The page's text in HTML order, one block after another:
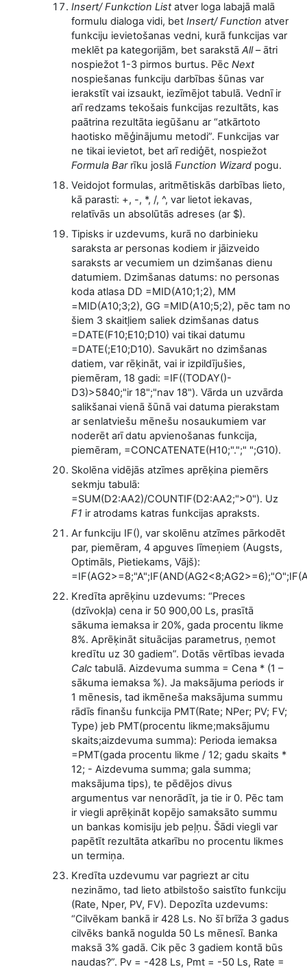
Insert/ Funkction Listatver loga labajā malā
formulu dialoga vidi, bet Insert/ Function atver
funkciju ievietošanas vedni, kurā funkcijas var
meklēt pa kategorijām, bet sarakstā All– ātri
nospiežot 1-3 pirmos burtus. Pēc Next
nospiešanas funkciju darbības šūnas var
ierakstīt vai izsaukt, iezīmējot tabulā. Vednī ir
arī redzams tekošais funkcijas rezultāts, kas
paātrina rezultāta iegūšanu ar “atkārtoto
haotisko mēģinājumu metodi”. Funkcijas var
ne tikai ievietot, bet arī rediģēt, nospiežot
Formula Barrīku joslā Function Wizard pogu.
Veidojot formulas, aritmētiskās darbības lieto,
kā parasti: +, -, *, /, ^, var lietot iekavas,
relatīvās un absolūtās adreses (ar $).
Tipisks ir uzdevums, kurā no darbinieku
saraksta ar personas kodiem ir jāizveido
saraksts ar vecumiem un dzimšanas dienu
datumiem. Dzimšanas datums: no personas
koda atlasa DD =MID(A10;1;2), MM
=MID(A10;3;2), GG =MID(A10;5;2), pēc tam no
šiem 3 skaitļiem saliek dzimšanas datus
=DATE(F10;E10;D10) vai tikai datumu
=DATE(;E10;D10). Savukārt no dzimšanas
datiem, var rēķināt, vai ir izpildījušies,
piemēram, 18 gadi: =IF((TODAY()-
D3)>5840;"ir 18";"nav 18"). Vārda un uzvārda
salikšanai vienā šūnā vai datuma pierakstam
ar senlatviešu mēnešu nosaukumiem var
noderēt arī datu apvienošanas funkcija,
piemēram, =CONCATENATE(H10;".";" ";G10).
Skolēna vidējās atzīmes aprēķina piemērs
sekmju tabulā:
=SUM(D2:AA2)/COUNTIF(D2:AA2;">0"). Uz
F1 ir atrodams katras funkcijas apraksts.
Ar funkciju IF(), var skolēnu atzīmes pārkodēt
par, piemēram, 4 apguves līmeņiem (Augsts,
Optimāls, Pietiekams, Vājš):
Kredīta aprēķinu uzdevums: “Preces
(dzīvokļa) cena ir 50 900,00 Ls, prasītā
sākuma iemaksa ir 20%, gada procentu likme
8%. Aprēķināt situācijas parametrus, ņemot
kredītu uz 30 gadiem”. Dotās vērtības ievada
Calc tabulā. Aizdevuma summa = Cena * (1 –
sākuma iemaksa %). Ja maksājuma periods ir
1 mēnesis, tad ikmēneša maksājuma summu
rādīs finanšu funkcija PMT(Rate; NPer; PV; FV;
Type) jeb PMT(procentu likme;maksājumu
skaits;aizdevuma summa): Perioda iemaksa
=PMT(gada procentu likme / 12; gadu skaits *
12; - Aizdevuma summa; gala summa;
maksājuma tips), te pēdējos divus
argumentus var nenorādīt, ja tie ir 0. Pēc tam
ir viegli aprēķināt kopējo samaksāto summu
un bankas komisiju jeb peļņu. Šādi viegli var
papētīt rezultāta atkarību no procentu likmes
un termiņa.
Kredīta uzdevumu var pagriezt ar citu
nezināmo, tad lieto atbilstošo saistīto funkciju
(Rate, Nper, PV, FV). Depozīta uzdevums:
“Cilvēkam bankā ir 428 Ls. No šī brīža 3 gadus
cilvēks bankā nogulda 50 Ls mēnesī. Banka
maksā 3% gadā. Cik pēc 3 gadiem kontā būs
naudas?”. Pv = -428 Ls, Pmt = -50 Ls, Rate =